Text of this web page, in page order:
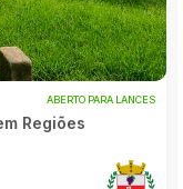
ABERTO PARA LANCES
Regiões